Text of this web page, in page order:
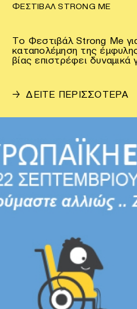
ΦΕΣΤΙΒΆΛ STRONG ME
To Φεστιβάλ Strong Me
καταπολέμηση της
βίας επιστρέφει δυναμικά
→ ΔΕΙΤΕ ΠΕΡΙΣΣΟΤΕΡΑ